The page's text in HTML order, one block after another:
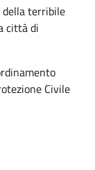
della terribile
città di
Civile